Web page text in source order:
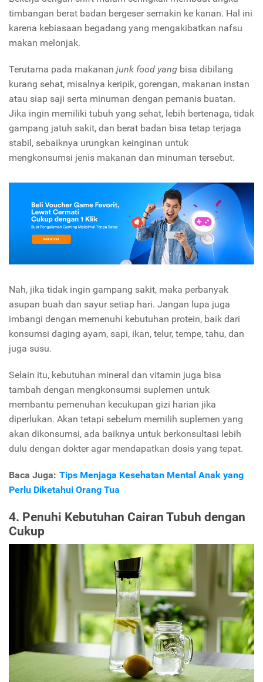
timbangan berat badan bergeser semakin ke kanan. Hal ini
karena kebiasaan begadang yang mengakibatkan nafsu
makan melonjak.
Terutama pada makanan junk food yang bisa dibilang
kurang sehat, misalnya keripik, gorengan, makanan instan
atau siap saji serta minuman dengan pemanis buatan.
Jika ingin memiliki tubuh yang sehat, lebih bertenaga, tidak
gampang jatuh sakit, dan berat badan bisa tetap terjaga
stabil, sebaiknya urungkan keinginan untuk
mengkonsumsi jenis makanan dan minuman tersebut.
Nah, jika tidak ingin gampang sakit, maka perbanyak
asupan buah dan sayur setiap hari. Jangan lupa juga
imbangi dengan memenuhi kebutuhan protein, baik dari
konsumsi daging ayam, sapi, ikan, telur, tempe, tahu, dan
juga susu.
Selain itu, kebutuhan mineral dan vitamin juga bisa
tambah dengan mengkonsumsi suplemen untuk
membantu pemenuhan kecukupan gizi harian jika
diperlukan. Akan tetapi sebelum memilih suplemen yang
akan dikonsumsi, ada baiknya untuk berkonsultasi lebih
dulu dengan dokter agar mendapatkan dosis yang tepat.
Baca Juga: Tips Menjaga Kesehatan Mental Anak yang
Perlu Diketahui Orang Tua
4. Penuhi Kebutuhan Cairan Tubuh dengan
Cukup